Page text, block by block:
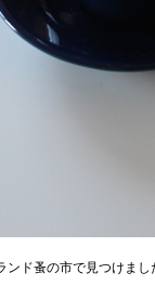
ンド蚤の市で見つけま